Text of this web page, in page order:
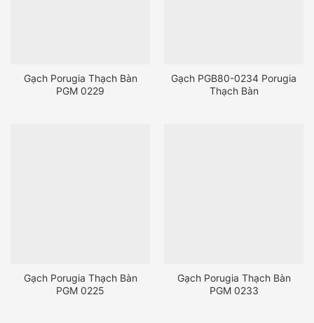
Gạch Porugia Thạch Bàn
PGM 0229
Gạch PGB80-0234 Porugia
Thạch Bàn
Gạch Porugia Thạch Bàn
PGM 0225
Gạch Porugia Thạch Bàn
PGM 0233